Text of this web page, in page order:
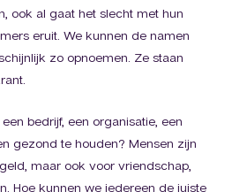
ook al gaat het slecht met hun
eruit. We kunnen de namen
zo opnoemen. Ze staan
bedrijf, een organisatie, een
gezond te houden? Mensen zijn
maar ook voor vriendschap,
Hoe kunnen we iedereen de juiste